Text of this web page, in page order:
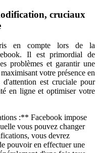
cruciaux
en compte lors de la
Il est primordial de
problèmes et garantir une
votre présence en
est cruciale pour
en ligne et optimiser votre
:** Facebook impose
vous pouvez changer
vous devrez
pouvoir en effectuer une